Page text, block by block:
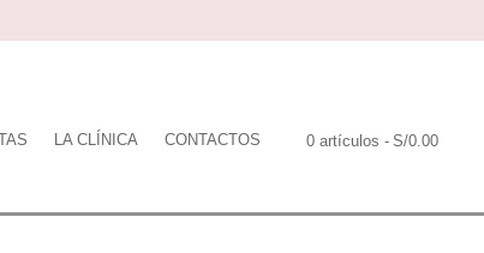
LA CLÍNICA CONTACTOS 0 artículos S/0.00